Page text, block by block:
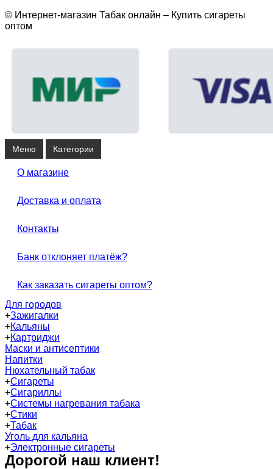
© Интернет-магазин Табак онлайн – Купить сигареты
оптом
Меню Категории
О магазине
Доставка и оплата
Контакты
Банк отклоняет платёж?
Как заказать сигареты оптом?
Для городов
+Зажигалки
+Кальяны
+Картриджи
Маски и антисептики
Напитки
Нюхательный табак
+Сигареты
+Сигариллы
+Системы нагревания табака
+Стики
+Табак
Уголь для кальяна
+Электронные сигареты
Дорогой наш клиент!